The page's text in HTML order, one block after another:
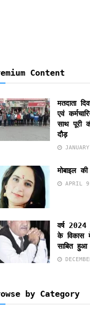
Content
मतदाता
एवं
साथ पूरी
दौड़
मोबाइल
APRIL
वर्ष 2024
के विकास
साबित हुआ
by Category